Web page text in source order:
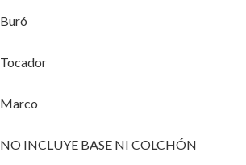
Buró
Tocador
Marco
NO INCLUYE BASE NI COLCHÓN